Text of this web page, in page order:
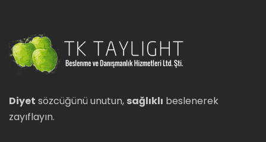
Diyet sözcüğünü unutun, sağlıklı beslenerek
zayıflayın.